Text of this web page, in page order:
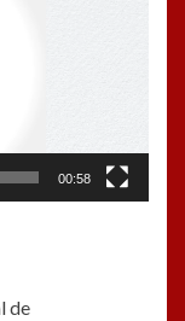
00:58
de